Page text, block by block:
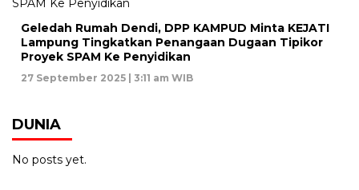
Geledah Rumah Dendi, DPP KAMPUD Minta KEJATI
Lampung Tingkatkan Penangaan Dugaan Tipikor
Proyek SPAM Ke Penyidikan
27 September 2025 | 3:11 am WIB
DUNIA
No posts yet.